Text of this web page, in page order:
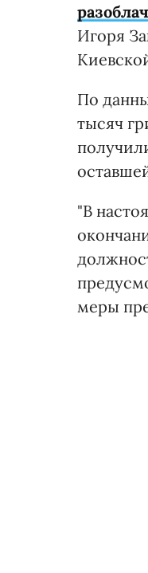
Игоря
По
тысяч
"В
меры